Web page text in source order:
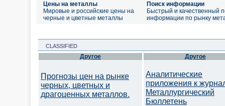
Цены на металлы
Мировые и российские цены на
черные и цветные металлы
Поиск информации
Быстрый и качественный
информации по рынку
CLASSIFIED
Другое
Прогнозы цен на рынке
черных, цветных и
драгоценных металлов.
Другое
Аналитические
приложения к
Металлургический
Бюллетень